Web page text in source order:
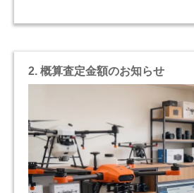
2. 概算査定金額のお知らせ